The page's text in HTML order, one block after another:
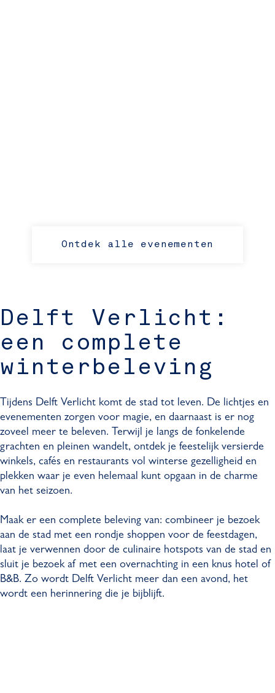
Ontdek alle evenementen
Delft Verlicht:
een complete
winterbeleving
Tijdens Delft Verlicht komt de stad tot leven. De lichtjes en
evenementen zorgen voor magie, en daarnaast is er nog
zoveel meer te beleven. Terwijl je langs de fonkelende
grachten en pleinen wandelt, ontdek je feestelijk versierde
winkels, cafés en restaurants vol winterse gezelligheid en
plekken waar je even helemaal kunt opgaan in de charme
van het seizoen.
Maak er een complete beleving van: combineer je bezoek
aan de stad met een rondje shoppen voor de feestdagen,
laat je verwennen door de culinaire hotspots van de stad en
sluit je bezoek af met een overnachting in een knus hotel of
B&B. Zo wordt Delft Verlicht meer dan een avond, het
wordt een herinnering die je bijblijft.